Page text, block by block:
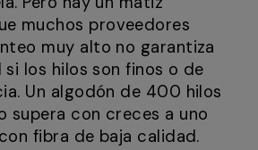
muchos proveedores
muy alto no garantiza
los hilos son finos o de
Un algodón de 400 hilos
supera con creces a uno
fibra de baja calidad.